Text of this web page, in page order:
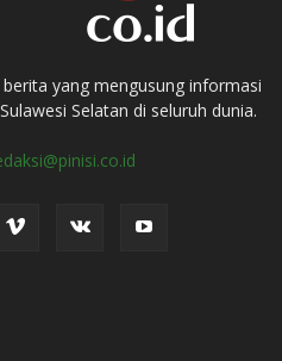
yang mengusung informasi
Selatan di seluruh dunia.